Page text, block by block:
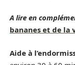
A lire en
bananes et de la
Aide à